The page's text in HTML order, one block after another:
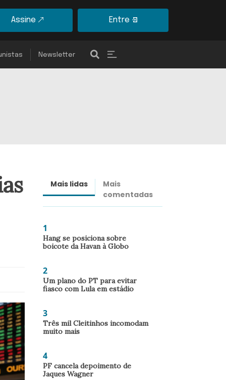
Assine Entre
Newsletter
Mais lidas
Mais
comentadas
1
Hang se posiciona sobre
boicote da Havan à Globo
2
Um plano do PT para evitar
fiasco com Lula em estádio
3
Três mil Cleitinhos incomodam
muito mais
4
PF cancela depoimento de
Jaques Wagner